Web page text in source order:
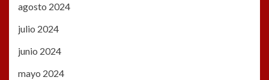
agosto 2024
julio 2024
junio 2024
mayo 2024